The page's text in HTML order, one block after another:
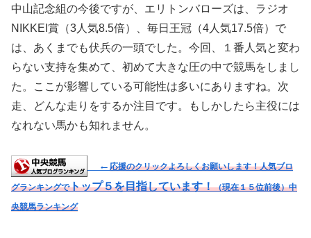
中山記念組の今後ですが、エリトンバローズは、ラジオ
NIKKEI賞（3人気8.5倍）、毎日王冠（4人気17.5倍）で
は、あくまでも伏兵の一頭でした。今回、１番人気と変わ
らない支持を集めて、初めて大きな圧の中で競馬をしまし
た。ここが影響している可能性は多いにありますね。次
走、どんな走りをするか注目です。もしかしたら主役には
なれない馬かも知れません。
← 応援のクリックよろしくお願いします！人気ブロ
グランキングでトップ５を目指しています！（現在１５位前後）中
央競馬ランキング